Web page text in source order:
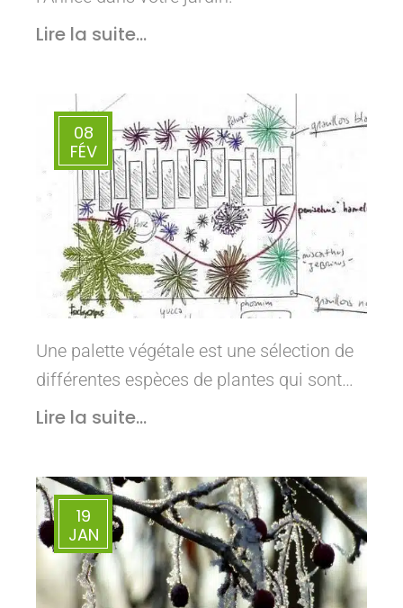
Lire la suite...
08
FÉV
Une palette végétale est une sélection de
différentes espèces de plantes qui sont…
Lire la suite...
19
JAN